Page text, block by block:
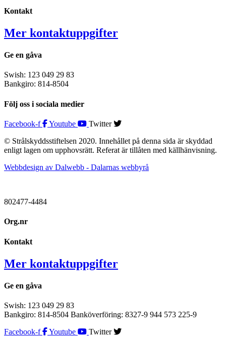
Kontakt
Mer kontaktuppgifter
Ge en gåva
Swish: 123 049 29 83
Bankgiro: 814-8504
Följ oss i sociala medier
Facebook-f Youtube
Twitter
© Strålskyddsstiftelsen 2020. Innehållet på denna sida är skyddad
enligt lagen om upphovsrätt. Referat är tillåten med källhänvisning.
Webbdesign av Dalwebb - Dalarnas webbyrå
802477-4484
Org.nr
Kontakt
Mer kontaktuppgifter
Ge en gåva
Swish: 123 049 29 83
Bankgiro: 814-8504 Banköverföring: 8327-9 944 573 225-9
Facebook-f
Youtube Twitter